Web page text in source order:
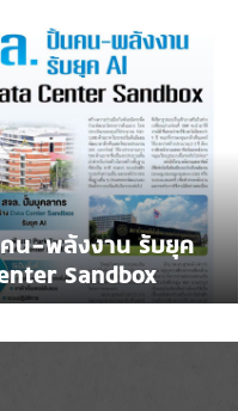
น-พลังงาน รับยุค
Sandbox